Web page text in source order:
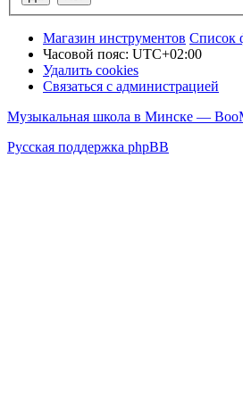
Магазин инструментов Список
Часовой пояс: UTC+02:00
Удалить cookies
Связаться с администрацией
Музыкальная школа в Минске —
Русская поддержка phpBB